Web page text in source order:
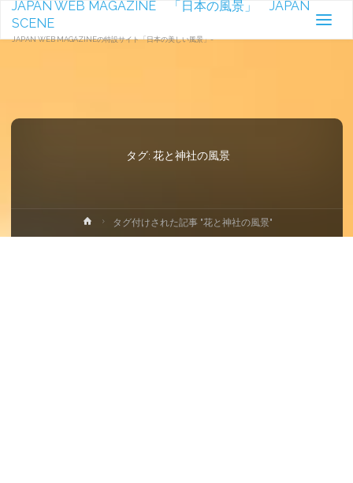
JAPAN WEB MAGAZINE 「日本の風景」 JAPAN
SCENE
JAPAN WEB MAGAZINEの特設サイト「日本の美しい風景」-
タグ: 花と神社の風景
ホ
ー
タグ付けされた記事 "花と神社の風景"